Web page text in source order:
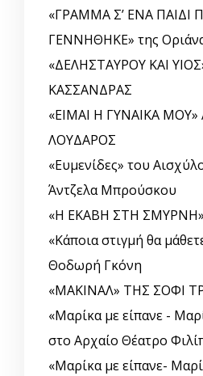
«ΓΡΑΜΜΑ Σ’ ΕΝΑ ΠΑΙΔΙ
ΓΕΝΝΗΘΗΚΕ» της
«ΔΕΛΗΣΤΑΥΡΟΥ ΚΑΙ
ΚΑΣΣΑΝΔΡΑΣ
«ΕΙΜΑΙ Η ΓΥΝΑΙΚΑ
ΛΟΥΔΑΡΟΣ
«Ευμενίδες» του
Άντζελα Μπρούσκου
«Η ΕΚΑΒΗ ΣΤΗ ΣΜΥΡΝΗ»
«Κάποια στιγμή θα
Θοδωρή Γκόνη
«ΜΑΚΙΝΑΛ» ΤΗΣ ΣΟΦΙ
«Μαρίκα με είπανε -
στο Αρχαίο Θέατρο
«Μαρίκα με είπανε-